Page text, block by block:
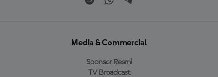
Media & Commercial
Sponsor Resmi
TV Broadcast